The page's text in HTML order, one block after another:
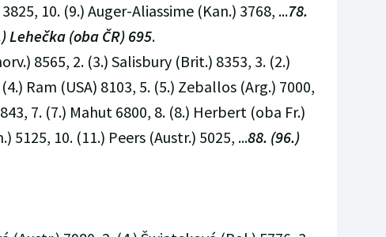
10. (9.) Auger-Aliassime (Kan.) 3768, ...78.
Lehečka (oba ČR) 695.
8565, 2. (3.) Salisbury (Brit.) 8353, 3. (2.)
Ram (USA) 8103, 5. (5.) Zeballos (Arg.) 7000,
7. (7.) Mahut 6800, 8. (8.) Herbert (oba Fr.)
5125, 10. (11.) Peers (Austr.) 5025, ...88. (96.)